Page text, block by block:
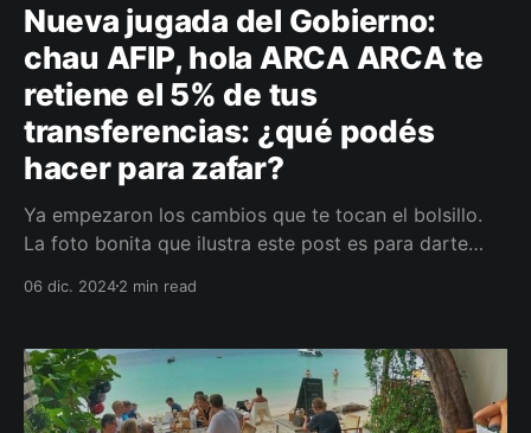
Nueva jugada del Gobierno:
chau AFIP, hola ARCA ARCA te
retiene el 5% de tus
transferencias: ¿qué podés
hacer para zafar?
Ya empezaron los cambios que te tocan el bolsillo.
La foto bonita que ilustra este post es para darte
06 dic. 20242 min read